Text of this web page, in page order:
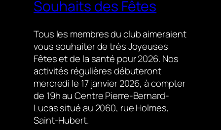
Souhaits des Fêtes
Tous les membres du club aimeraient
vous souhaiter de très Joyeuses
Fêtes et de la santé pour 2026. Nos
activités régulières débuteront
mercredi le 17 janvier 2026, à compter
de 19h au Centre Pierre-Bernard-
Lucas situé au 2060, rue Holmes,
Saint-Hubert.